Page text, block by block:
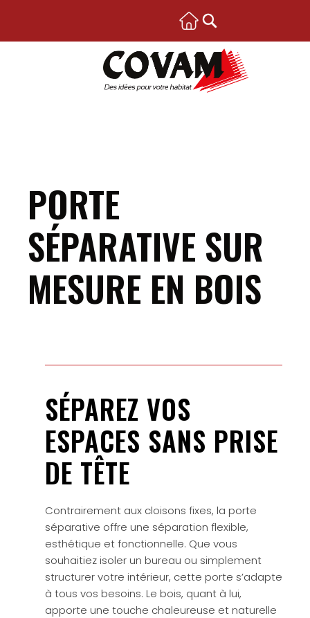
PORTE
SÉPARATIVE SUR
MESURE EN BOIS
SÉPAREZ VOS
ESPACES SANS PRISE
DE TÊTE
Contrairement aux cloisons fixes, la porte
séparative offre une séparation flexible,
esthétique et fonctionnelle. Que vous
souhaitiez isoler un bureau ou simplement
structurer votre intérieur, cette porte s’adapte
à tous vos besoins. Le bois, quant à lui,
apporte une touche chaleureuse et naturelle